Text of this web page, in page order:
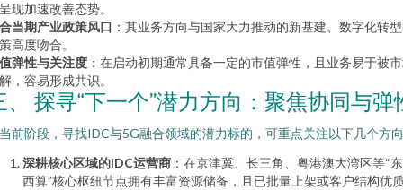
现加速改善态势。
当期产业政策风口 ：其业务方向与国家大力推动的新基建、数字化转
高度吻合。
弹性与关注度 ：在启动初期通常具备一定的市值弹性，且业务易于被
，容易形成共识。
、 探寻“下一个”潜力方向：聚焦协同与弹
前阶段，寻找IDC与5G融合领域的潜力标的，可重点关注以下几个方
深耕核心区域的IDC运营商 ：在京津冀、长三角、粤港澳大湾区等“
西算”核心枢纽节点拥有丰富资源储备，且已批量上架或客户结构优